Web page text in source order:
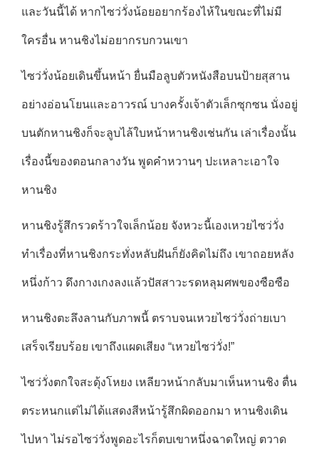
และวันนี้ได้ หากไซว่วั่งน้อยอยากร้องไห้ในขณะที่ไม่มี
ใครอื่น หานชิงไม่อยากรบกวนเขา
ไซว่วั่งน้อยเดินขึ้นหน้า ยื่นมือลูบตัวหนังสือบนป้ายสุสาน
อย่างอ่อนโยนและอาวรณ์ บางครั้งเจ้าตัวเล็กซุกซน นั่งอยู่
บนตักหานชิงก็จะลูบไล้ใบหน้าหานชิงเช่นกัน เล่าเรื่องนั้น
เรื่องนี้ของตอนกลางวัน พูดคำหวานๆ ปะเหลาะเอาใจ
หานชิง
หานชิงรู้สึกรวดร้าวใจเล็กน้อย จังหวะนี้เองเหวยไซว่วั่ง
ทำเรื่องที่หานชิงกระทั่งหลับฝันก็ยังคิดไม่ถึง เขาถอยหลัง
หนึ่งก้าว ดึงกางเกงลงแล้วปัสสาวะรดหลุมศพของซือซือ
หานชิงตะลึงลานกับภาพนี้ ตราบจนเหวยไซว่วั่งถ่ายเบา
เสร็จเรียบร้อย เขาถึงแผดเสียง “เหวยไซว่วั่ง!”
ไซว่วั่งตกใจสะดุ้งโหยง เหลียวหน้ากลับมาเห็นหานชิง ตื่น
ตระหนกแต่ไม่ได้แสดงสีหน้ารู้สึกผิดออกมา หานชิงเดิน
ไปหา ไม่รอไซว่วั่งพูดอะไรก็ตบเขาหนึ่งฉาดใหญ่ ตวาด